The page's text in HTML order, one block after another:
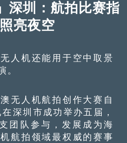
深圳：航拍比赛指
亮夜空
机还能用于空中取景
。
人机航拍创作大赛自
深圳市成功举办五届，
团队参与，发展成为海
航拍领域最权威的赛事